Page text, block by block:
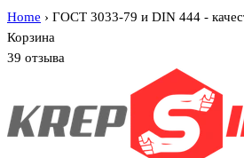
Home › ГОСТ 3033-79 и DIN 444 -
Корзина
39 отзыва